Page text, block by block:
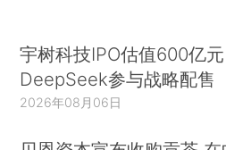
宇树科技IPO估值600亿元
DeepSeek参与战略配售
2026年08月06日